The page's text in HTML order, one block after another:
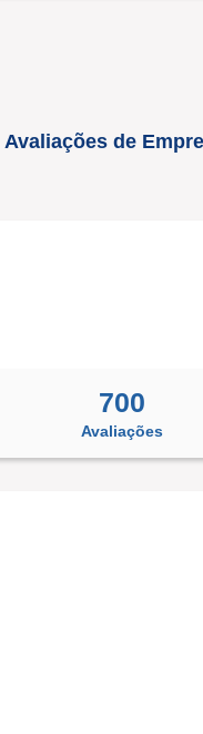
Avaliações de
700
Avaliações